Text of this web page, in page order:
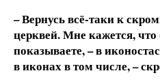
– Вернусь всё-таки к
церквей. Мне кажется, что
показываете, – в
в иконах в том числе, –